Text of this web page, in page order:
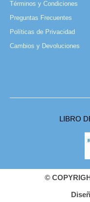
Términos y Condiciones
Preguntas Frecuentes
Políticas de Privacidad
Cambios y Devoluciones
LIBRO
©